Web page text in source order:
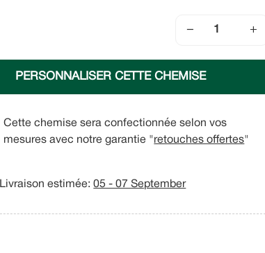
− +
PERSONNALISER CETTE CHEMISE
Cette chemise sera confectionnée selon vos
mesures avec notre garantie " retouches offertes"
Livraison estimée:05 - 07 September